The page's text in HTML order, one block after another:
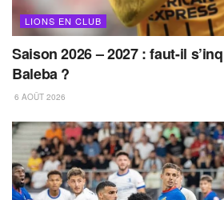
LIONS EN CLUB
Saison 2026 – 2027 : faut-il
Baleba ?
6 AOÛT 2026